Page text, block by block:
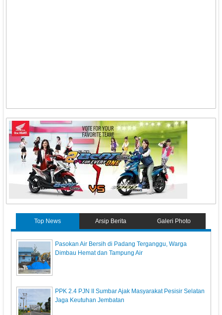
Top News Arsip Berita Galeri Photo
Pasokan Air Bersih di Padang Terganggu, Warga
Dimbau Hemat dan Tampung Air
PPK 2.4 PJN II Sumbar Ajak Masyarakat Pesisir Selatan
Jaga Keutuhan Jembatan